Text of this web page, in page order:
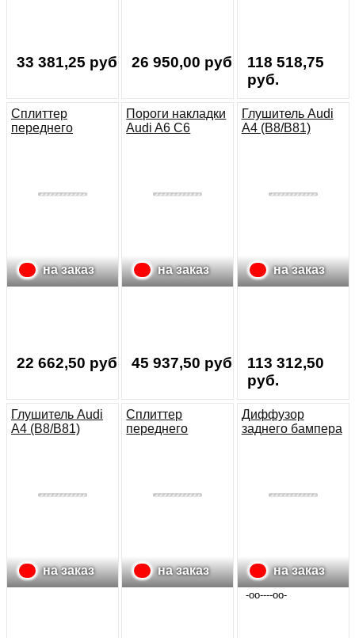
33 381,25 руб. 26 950,00 руб.
118 518,75
руб.
Сплиттер
переднего
на заказ
22 662,50 руб.
Пороги накладки
Audi A6 C6
на заказ
45 937,50 руб.
Глушитель Audi
A4 (B8/B81)
на заказ
113 312,50
руб.
Глушитель Audi
A4 (B8/B81)
на заказ
Сплиттер
переднего
на заказ
Диффузор
заднего бампера
на заказ
-oo----oo-